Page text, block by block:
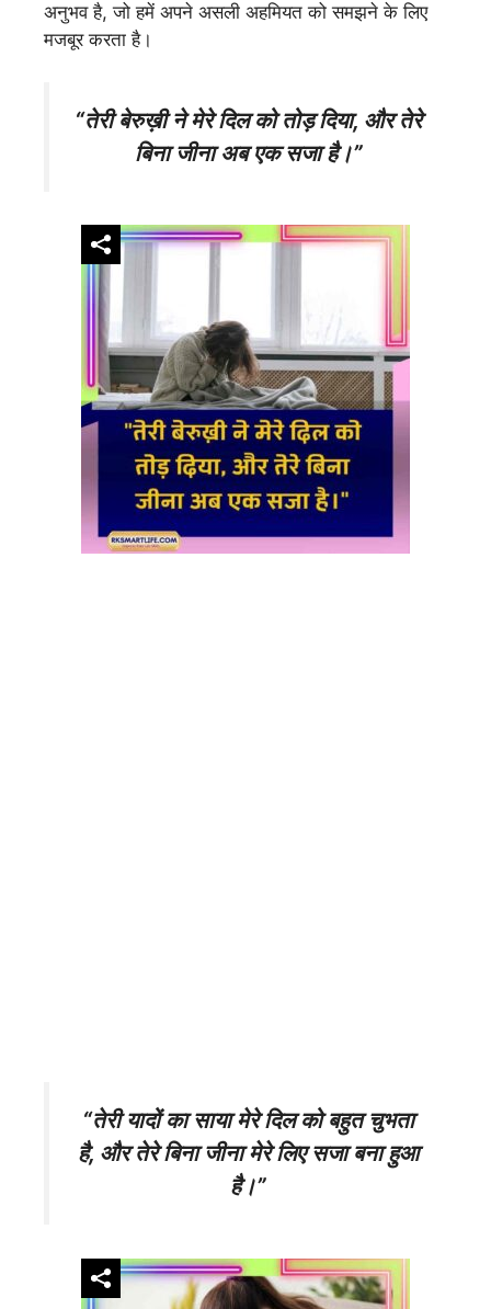
अनुभव है, जो हमें अपने असली अहमियत को समझने के लिए
मजबूर करता है।
“तेरी बेरुख़ी ने मेरे दिल को तोड़ दिया, और तेरे
बिना जीना अब एक सजा है।”
“तेरी यादों का साया मेरे दिल को बहुत चुभता
है, और तेरे बिना जीना मेरे लिए सजा बना हुआ
है।”